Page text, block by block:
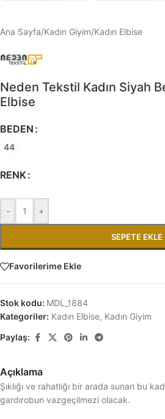
Ana Sayfa/Kadın Giyim/Kadın Elbise
Neden Tekstil Kadın Siyah
Elbise
BEDEN
44
RENK
- +
SEPETE EKLE
Favorilerime Ekle
Stok kodu: MDL_1884
Kategoriler: Kadın Elbise, Kadın Giyim
Paylaş:
Açıklama
Şıklığı ve rahatlığı bir arada sunan bu
gardırobun vazgeçilmezi olacak.